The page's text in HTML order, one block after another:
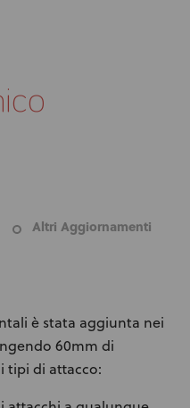
Altri Aggiornamenti
è stata aggiunta nei
60mm di
tipi di attacco: